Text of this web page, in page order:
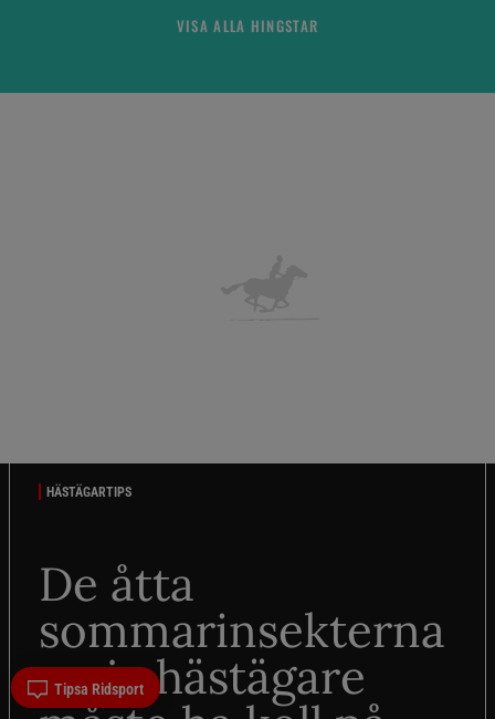
VISA ALLA HINGSTAR
HÄSTÄGARTIPS
De åtta
sommarinsekterna
varje hästägare
Tipsa Ridsport